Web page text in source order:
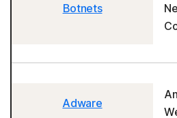
Botnets
Adware